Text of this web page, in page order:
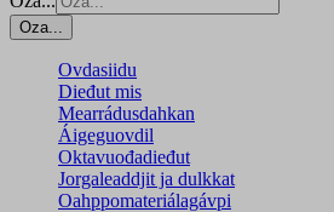
Oza...
Ovdasiidu
Dieđut mis
Mearrádusdahkan
Áigeguovdil
Oktavuođadieđut
Jorgaleaddjit ja dulkkat
Oahppomateriálagávpi